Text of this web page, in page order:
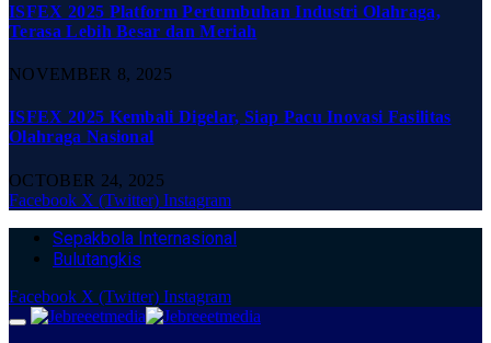
ISFEX 2025 Platform Pertumbuhan Industri Olahraga,
Terasa Lebih Besar dan Meriah
NOVEMBER 8, 2025
ISFEX 2025 Kembali Digelar, Siap Pacu Inovasi Fasilitas
Olahraga Nasional
OCTOBER 24, 2025
Facebook X (Twitter) Instagram
Sepakbola Internasional
Bulutangkis
Facebook X (Twitter) Instagram